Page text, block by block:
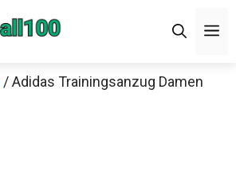
/ Adidas Trainingsanzug Damen